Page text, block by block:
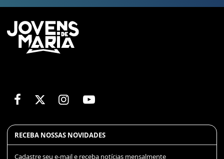
RECEBA NOSSAS NOVIDADES
Cadastre seu e-mail e receba notícias mensalmente